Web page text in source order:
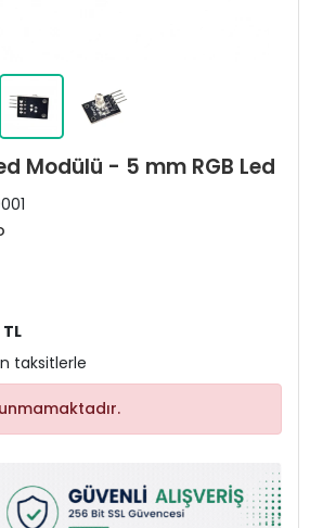
Modülü - 5 mm RGB Led
TL
taksitlerle